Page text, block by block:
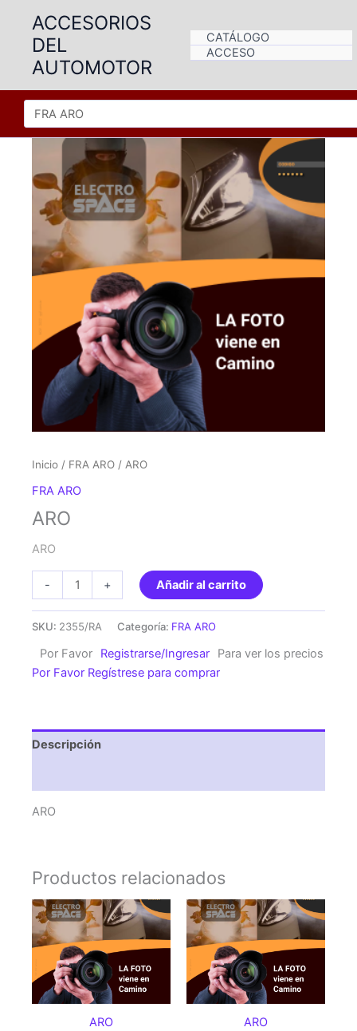
contenido
ACCESORIOS
DEL
AUTOMOTOR
CATÁLOGO
ACCESO
Inicio / FRA ARO / ARO
FRA ARO
ARO
ARO
-
cantidad
+ Añadir al carrito
SKU: 2355/RA Categoría: FRA ARO
Por Favor Registrarse/Ingresar
Para ver los precios
Por Favor Regístrese para comprar
Descripción
ARO
Productos relacionados
ARO ARO